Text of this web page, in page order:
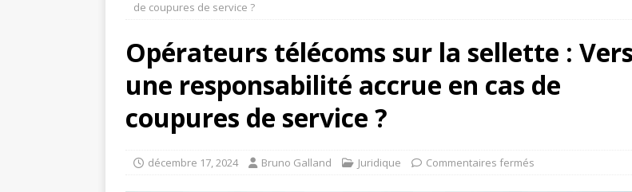
ENTREPRISE
[ août 4, 2026 ] Avocat ou huissier : qui est le mieux placé pour votre litige
de coupures de service ?
Opérateurs télécoms sur la sellette : Vers
une responsabilité accrue en cas de
coupures de service ?
décembre 17, 2024 Bruno Galland Juridique Commentaires fermés